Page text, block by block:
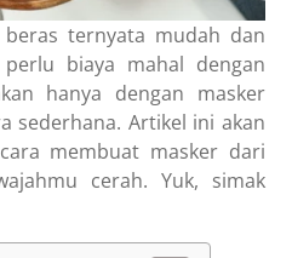
ternyata mudah dan
biaya mahal dengan
hanya dengan masker
sederhana. Artikel ini akan
membuat masker dari
cerah. Yuk, simak